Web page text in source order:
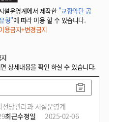
설운영계에서 제작한 "교향악단 공
형"에 따라 이용 할 수 있습니다.
용금지+변경금지
상세내용을 확인 하실 수 있습니다.
전당관리과 시설운영계
최근수정일 2025-02-06